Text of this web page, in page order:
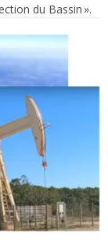
du Bassin ».